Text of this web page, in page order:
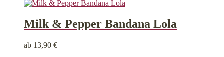
Milk & Pepper Bandana Lola
ab 13,90 €